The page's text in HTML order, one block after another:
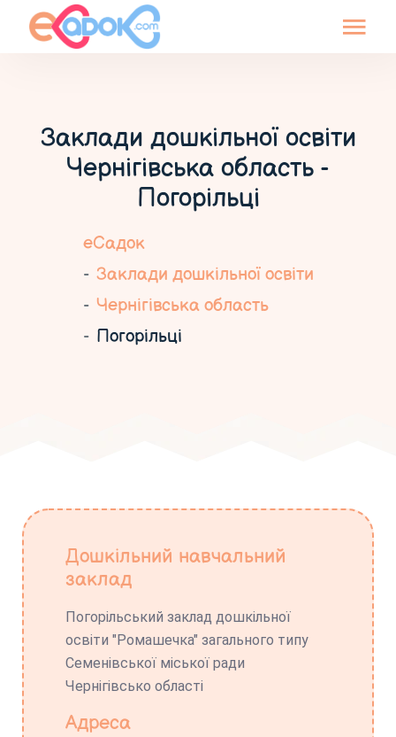
Заклади дошкільної освіти
Чернігівська область -
Погорільці
еСадок
Заклади дошкільної освіти
Чернігівська область
Погорільці
Дошкільний навчальний
заклад
Погорільський заклад дошкільної
освіти "Ромашечка" загального типу
Семенівської міської ради
Чернігівсько області
Адреса